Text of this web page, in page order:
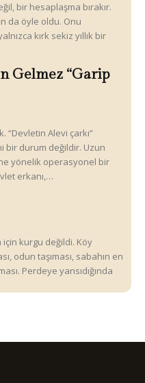
bir hesaplaşma bırakır.
da öyle oldu. Onu
kırk sekiz yıllık bir
Gelmez “Garip
“Devletin Alevi çarkı”
bir durum değildir. Uzun
yönelik operasyonel bir
erkanı,…
kurgu değildi. Köy
odun taşıması, sabahın en
Perdeye yansıdığında